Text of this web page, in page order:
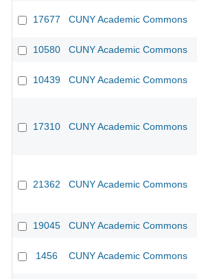
17677 CUNY Academic Commons
10580 CUNY Academic Commons
10439 CUNY Academic Commons
17310 CUNY Academic Commons
21362 CUNY Academic Commons
19045 CUNY Academic Commons
1456 CUNY Academic Commons